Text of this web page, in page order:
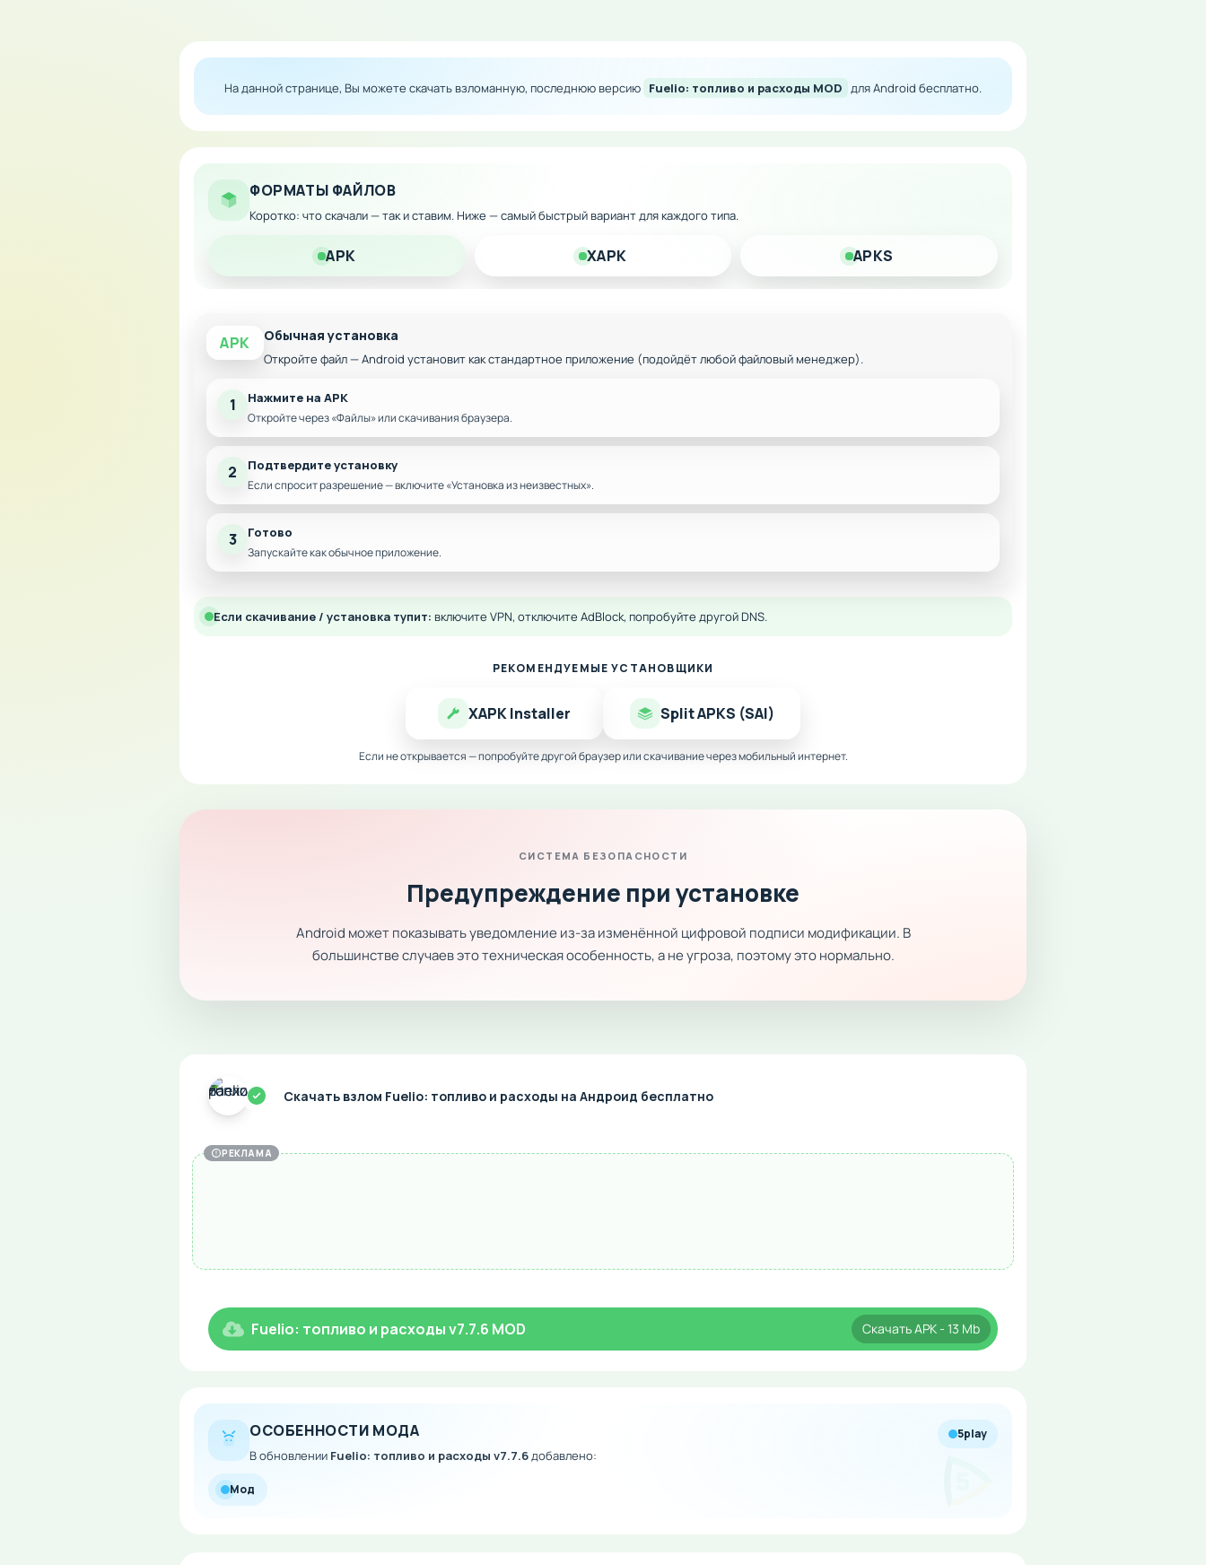
Отсутствие рекламных баннеров и навязчивых объявлений
Расширенная статистика и экспорт данных
Синхронизация между устройствами без ограничений
На данной странице, Вы можете скачать взломанную, последнюю версию Fuelio: топливо и расходы MOD для Android бесплатно.
ФОРМАТЫ ФАЙЛОВ
Коротко: что скачали — так и ставим. Ниже — самый быстрый вариант для каждого типа.
APK XAPK APKS
APK Обычная установка
Откройте файл — Android установит как стандартное приложение (подойдёт любой файловый менеджер).
1 Нажмите на APK
Откройте через «Файлы» или скачивания браузера.
2 Подтвердите установку
Если спросит разрешение — включите «Установка из неизвестных».
3 Готово
Запускайте как обычное приложение.
Если скачивание / установка тупит: включите VPN, отключите AdBlock, попробуйте другой DNS.
РЕКОМЕНДУЕМЫЕ УСТАНОВЩИКИ
XAPK Installer Split APKS (SAI)
Если не открывается — попробуйте другой браузер или скачивание через мобильный интернет.
СИСТЕМА БЕЗОПАСНОСТИ
Предупреждение при установке
Android может показывать уведомление из-за изменённой цифровой подписи модификации. В
большинстве случаев это техническая особенность, а не угроза, поэтому это нормально.
Скачать взлом Fuelio: топливо и расходы на Андроид бесплатно
РЕКЛАМА
Fuelio: топливо и расходы v7.7.6 MOD СкачатьAPK- 13 Mb
ОСОБЕННОСТИ МОДА
В обновлении Fuelio: топливо и расходы v7.7.6добавлено:
5play
Мод